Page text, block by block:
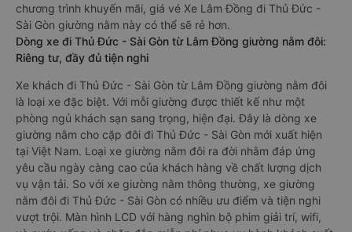
chương trình khuyến mãi, giá vé Xe Lâm Đồng đi Thủ Đức -
Sài Gòn giường nằm này có thể sẽ rẻ hơn.
Dòng xe đi Thủ Đức - Sài Gòn từ Lâm Đồng giường nằm đôi:
Riêng tư, đầy đủ tiện nghi
Xe khách đi Thủ Đức - Sài Gòn từ Lâm Đồng giường nằm đôi
là loại xe đặc biệt. Với mỗi giường được thiết kế như một
phòng ngủ khách sạn sang trọng, hiện đại. Đây là dòng xe
giường nằm cho cặp đôi đi Thủ Đức - Sài Gòn mới xuất hiện
tại Việt Nam. Loại xe giường nằm đôi ra đời nhằm đáp ứng
yêu cầu ngày càng cao của khách hàng về chất lượng dịch
vụ vận tải. So với xe giường nằm thông thường, xe giường
nằm đôi đi Thủ Đức - Sài Gòn có nhiều ưu điểm và tiện nghi
vượt trội. Màn hình LCD với hàng nghìn bộ phim giải trí, wifi,